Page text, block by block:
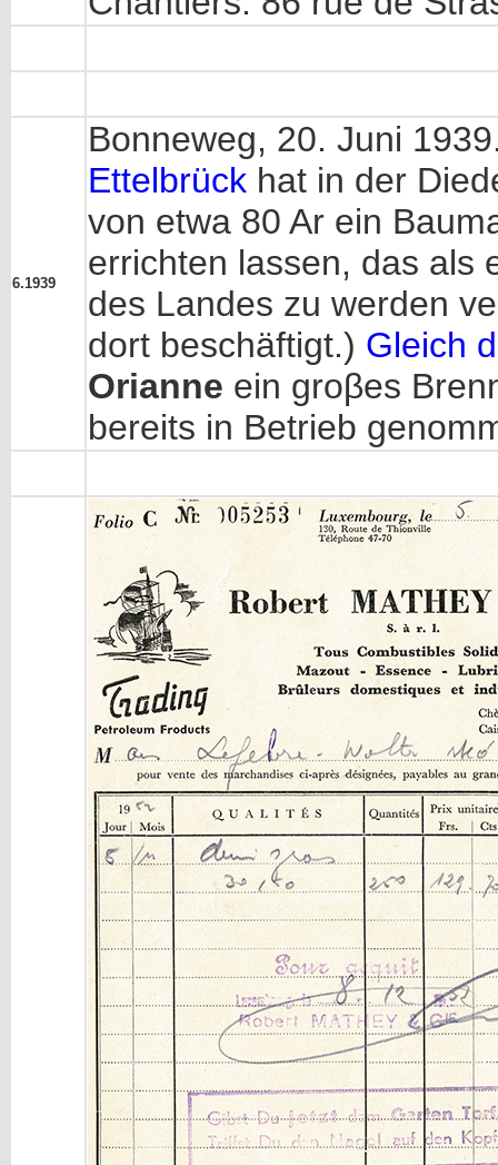
6.1939
Bonneweg, 20. Juni
Ettelbrück hat in der
von etwa 80 Ar ein
errichten lassen, das als
des Landes zu werden
dort beschäftigt.) Gleich
Orianne ein groβes
bereits in Betrieb